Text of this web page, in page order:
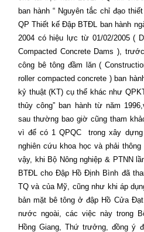
ban hành “ Nguyên tắc chỉ đạo
QP Thiết kế Đập BTĐL ban hành
2004 có hiệu lực từ 01/02/2005 (
Compacted Concrete Dams ),
công bê tông đầm lăn (
roller compacted concrete ) ban
kỷ thuật (KT) cụ thể khác như
thủy công” ban hành từ năm
sau thường bao giờ cũng tham
vì để có 1 QPQC
trong xây
nghiên cứu khoa học và phải
vậy, khi Bộ Nông nghiệp & PTNN
BTĐL cho Đập Hồ Định Bình đã
TQ và của Mỹ, cũng như khi áp
bản mặt bê tông ở đập Hồ Cửa
nước ngoài, các việc này trong
Hồng Giang, Thứ trưởng, đồng ý